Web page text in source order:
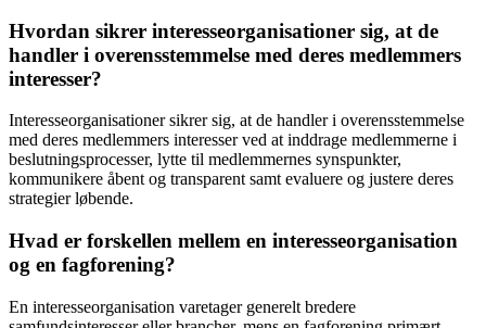
Hvordan sikrer interesseorganisationer sig, at de
handler i overensstemmelse med deres medlemmers
interesser?
Interesseorganisationer sikrer sig, at de handler i overensstemmelse
med deres medlemmers interesser ved at inddrage medlemmerne i
beslutningsprocesser, lytte til medlemmernes synspunkter,
kommunikere åbent og transparent samt evaluere og justere deres
strategier løbende.
Hvad er forskellen mellem en interesseorganisation
og en fagforening?
En interesseorganisation varetager generelt bredere